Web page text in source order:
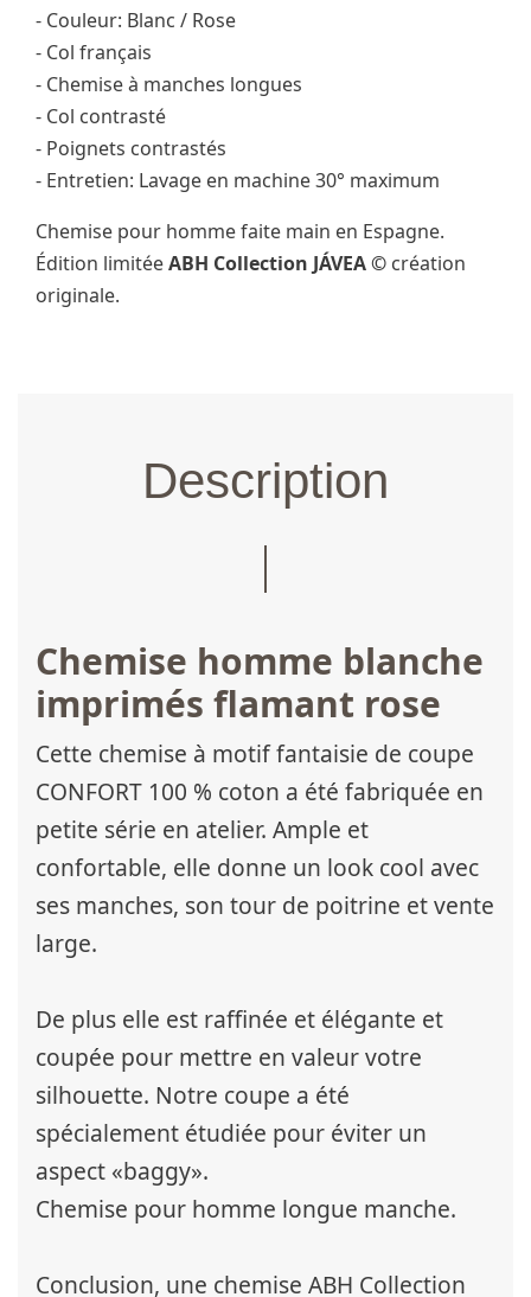
- Couleur: Blanc / Rose
- Col français
- Chemise à manches longues
- Col contrasté
- Poignets contrastés
- Entretien: Lavage en machine 30° maximum
Chemise pour homme faite main en Espagne.
Édition limitéeABH Collection JÁVEA © création
originale.
Description
Chemise homme blanche
imprimés flamant rose
Cette chemise à motif fantaisie de coupe
CONFORT 100 % coton a été fabriquée en
petite série en atelier. Ample et
confortable, elle donne un look cool avec
ses manches, son tour de poitrine et vente
large.
De plus elle est raffinée et élégante et
coupée pour mettre en valeur votre
silhouette. Notre coupe a été
spécialement étudiée pour éviter un
aspect «baggy».
Chemise pour homme longue manche.
Conclusion, une chemise ABH Collection